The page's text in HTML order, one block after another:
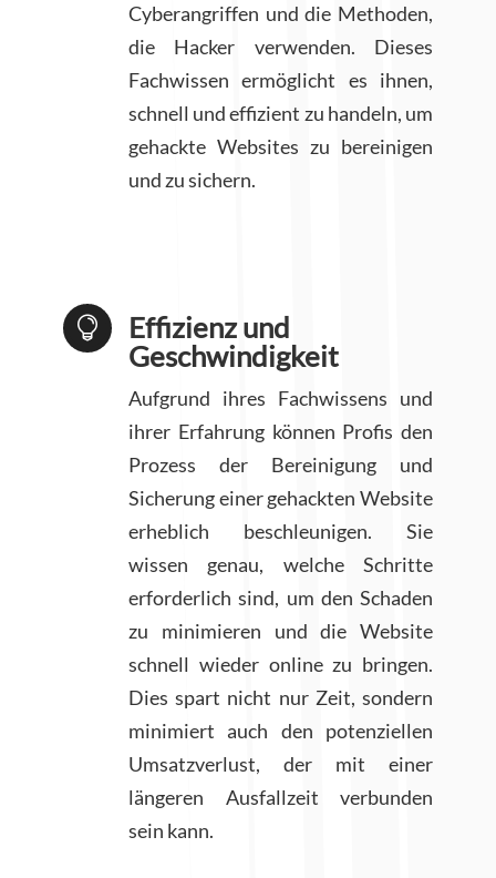
Cyberangriffen und die Methoden,
die Hacker verwenden. Dieses
Fachwissen ermöglicht es ihnen,
schnell und effizient zu handeln, um
gehackte Websites zu bereinigen
und zu sichern.

Effizienz und
Geschwindigkeit
Aufgrund ihres Fachwissens und
ihrer Erfahrung können Profis den
Prozess der Bereinigung und
Sicherung einer gehackten Website
erheblich beschleunigen. Sie
wissen genau, welche Schritte
erforderlich sind, um den Schaden
zu minimieren und die Website
schnell wieder online zu bringen.
Dies spart nicht nur Zeit, sondern
minimiert auch den potenziellen
Umsatzverlust, der mit einer
längeren Ausfallzeit verbunden
sein kann.